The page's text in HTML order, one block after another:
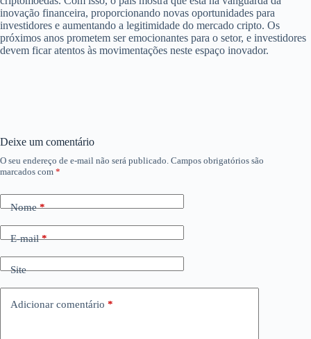
inovação financeira, proporcionando novas oportunidades para
investidores e aumentando a legitimidade do mercado cripto. Os
próximos anos prometem ser emocionantes para o setor, e investidores
devem ficar atentos às movimentações neste espaço inovador.
Deixe um comentário
O seu endereço de e-mail não será publicado. Campos obrigatórios são
marcados com *
Nome*
E-mail*
Site
Adicionar comentário *